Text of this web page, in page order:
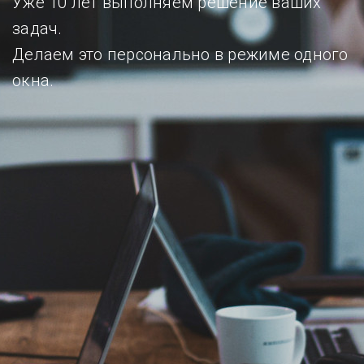
задач.
Делаем это персонально в режиме одного
окна.